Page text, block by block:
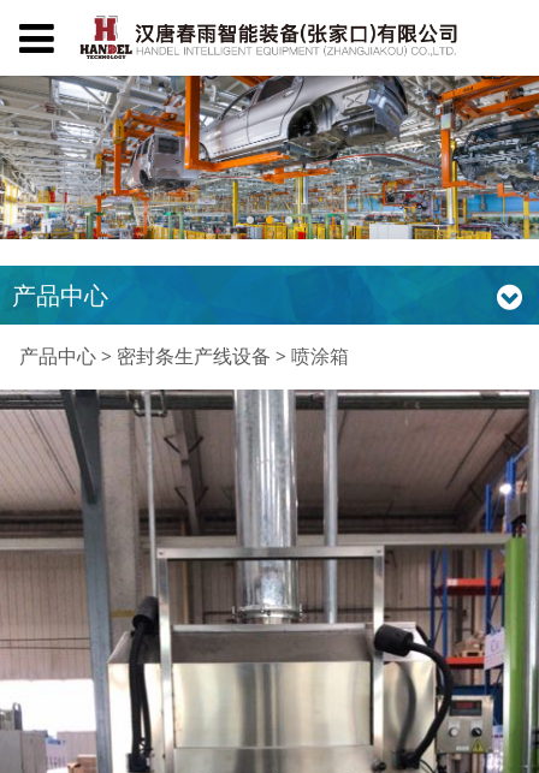
产品中心
喷涂箱
产品中心> 密封条生产线设备 > 喷涂箱